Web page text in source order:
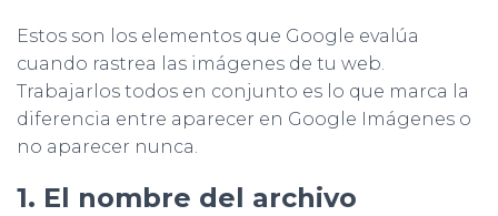
Estos son los elementos que Google evalúa
cuando rastrea las imágenes de tu web.
Trabajarlos todos en conjunto es lo que marca la
diferencia entre aparecer en Google Imágenes o
no aparecer nunca.
1. El nombre del archivo